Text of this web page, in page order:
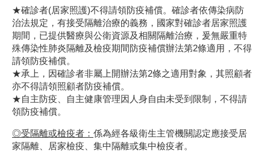
★確診者(居家照護)不得請領防疫補償。確診者依傳染病防
治法規定，有接受隔離治療的義務，國家對確診者居家照護
期間，已提供醫療與公衛資源及相關隔離治療，爰無嚴重特
殊傳染性肺炎隔離及檢疫期間防疫補償辦法第2條適用，不得
請領防疫補償。
★承上，因確診者非屬上開辦法第2條之適用對象，其照顧者
亦不得請領照顧者防疫補償。
★自主防疫、自主健康管理因人身自由未受到限制，不得請
領防疫補償。
◎受隔離或檢疫者： 係為經各級衛生主管機關認定應接受居
家隔離、居家檢疫、集中隔離或集中檢疫者。